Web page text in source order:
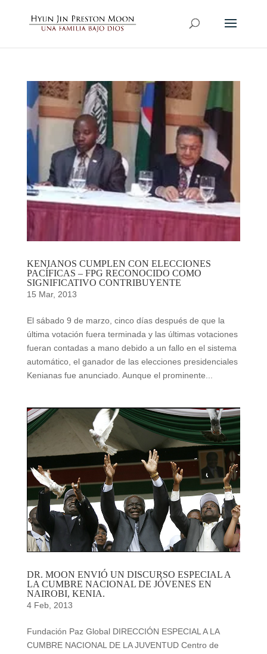
KENIANOS CUMPLEN CON ELECCIONES
PACÍFICAS – FPG RECONOCIDO COMO
SIGNIFICATIVO CONTRIBUYENTE
15 Mar, 2013
El sábado 9 de marzo, cinco días después de que la
última votación fuera terminada y las últimas votaciones
fueran contadas a mano debido a un fallo en el sistema
automático, el ganador de las elecciones presidenciales
Kenianas fue anunciado. Aunque el prominente...
DR. MOON ENVIÓ UN DISCURSO ESPECIAL A
LA CUMBRE NACIONAL DE JÓVENES EN
NAIROBI, KENIA.
4 Feb, 2013
Fundación Paz Global DIRECCIÓN ESPECIAL A LA
CUMBRE NACIONAL DE LA JUVENTUD Centro de